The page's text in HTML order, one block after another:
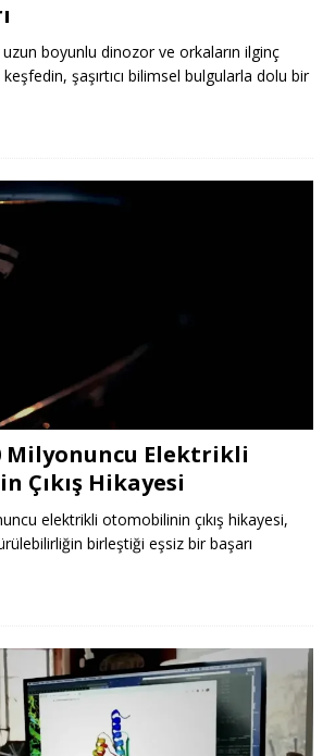
boyunlu dinozor ve orkaların ilginç
keşfedin, şaşırtıcı bilimsel bulgularla dolu bir
Milyonuncu Elektrikli
Çıkış Hikayesi
elektrikli otomobilinin çıkış hikayesi,
birleştiği eşsiz bir başarı